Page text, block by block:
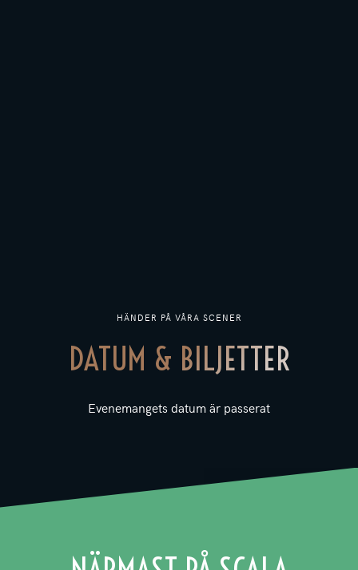
HÄNDER PÅ VÅRA SCENER
DATUM & BILJETTER
Evenemangets datum är passerat